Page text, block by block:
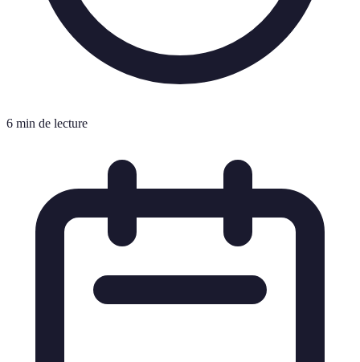
6 min de lecture